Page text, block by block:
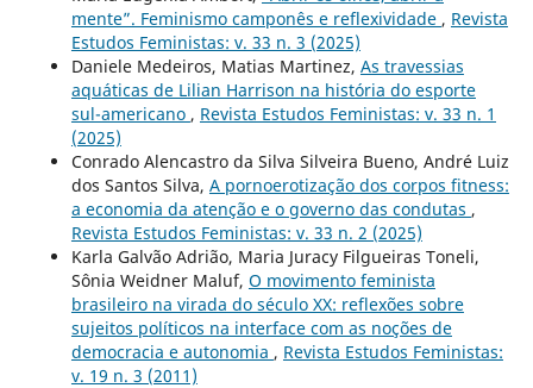
mente”. Feminismo camponês e reflexividade , Revista
Estudos Feministas: v. 33 n. 3 (2025)
Daniele Medeiros, Matias Martinez, As travessias
aquáticas de Lilian Harrison na história do esporte
sul-americano , Revista Estudos Feministas: v. 33 n. 1
(2025)
Conrado Alencastro da Silva Silveira Bueno, André Luiz
dos Santos Silva, A pornoerotização dos corpos fitness:
a economia da atenção e o governo das condutas ,
Revista Estudos Feministas: v. 33 n. 2 (2025)
Karla Galvão Adrião, Maria Juracy Filgueiras Toneli,
Sônia Weidner Maluf, O movimento feminista
brasileiro na virada do século XX: reflexões sobre
sujeitos políticos na interface com as noções de
democracia e autonomia , Revista Estudos Feministas:
v. 19 n. 3 (2011)